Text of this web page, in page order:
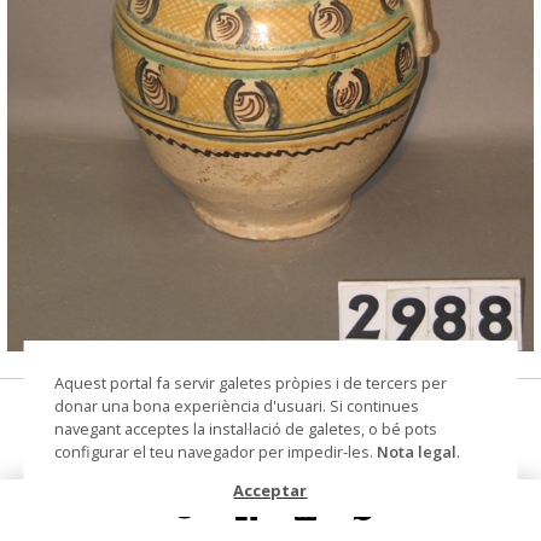
© Arxiu Fotogràfic del Consorci del Patrimoni de
Sitges
gerra
Datació segle XIX
Aquest portal fa servir galetes pròpies i de tercers per
donar una bona experiència d'usuari. Si continues
navegant acceptes la instal·lació de galetes, o bé pots
configurar el teu navegador per impedir-les. Nota legal.
Acceptar